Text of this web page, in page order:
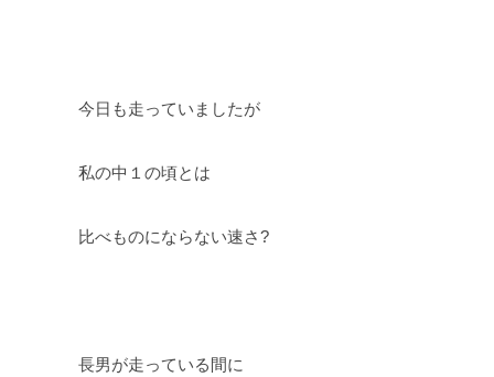
今日も走っていましたが
私の中１の頃とは
比べものにならない速さ?
長男が走っている間に